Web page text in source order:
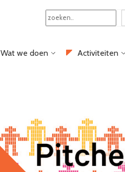
Search
Wat we doen Activiteiten